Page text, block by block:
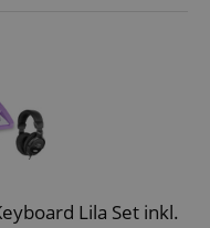
Lila Set inkl.